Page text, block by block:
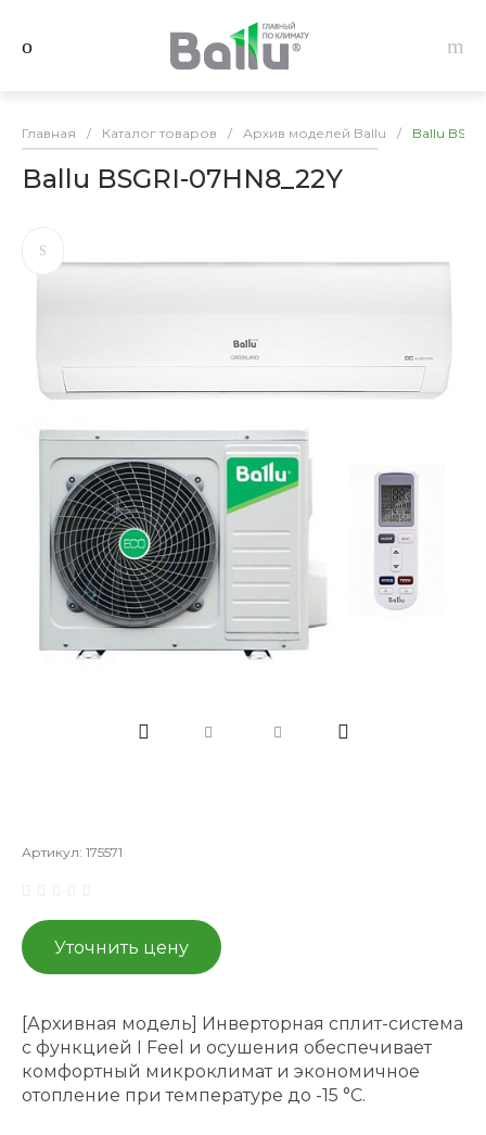
Главная / Каталог товаров / Архив моделей Ballu / Ballu
Ballu BSGRI-07HN8_22Y
Артикул: 175571
Уточнить цену
[Архивная модель] Инверторная сплит-система
с функцией I Feel и осушения обеспечивает
комфортный микроклимат и экономичное
отопление при температуре до -15 °C.